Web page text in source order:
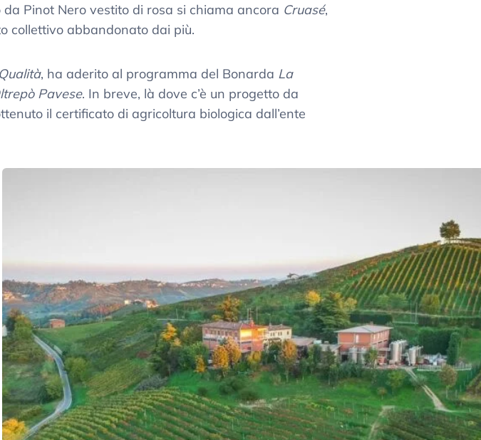
Pinot Nero vestito di rosa si chiama ancora Cruasé,
collettivo abbandonato dai più.
, ha aderito al programma del Bonarda La
Pavese. In breve, là dove c’è un progetto da
il certificato di agricoltura biologica dall’ente